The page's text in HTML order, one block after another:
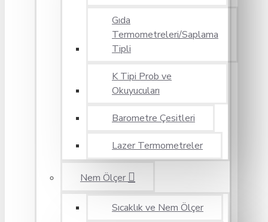
Gıda
Termometreleri/Saplama
Tipli
K Tipi Prob ve
Okuyucuları
Barometre Çesitleri
Lazer Termometreler
Nem Ölçer
Sıcaklık ve Nem Ölçer